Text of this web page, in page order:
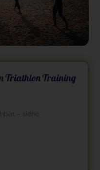
Triathlon Training
– siehe